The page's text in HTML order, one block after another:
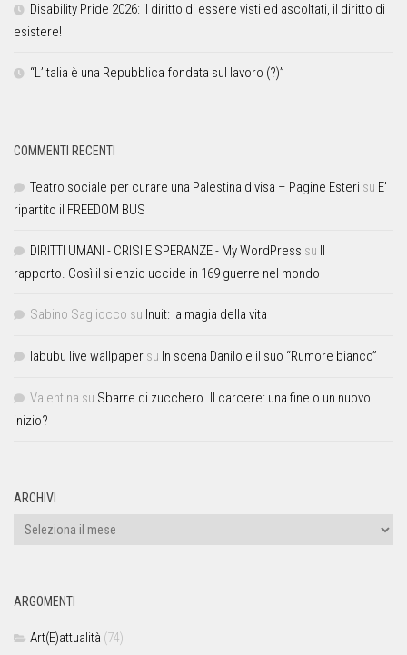
Disability Pride 2026: il diritto di essere visti ed ascoltati, il diritto di
esistere!
“L’Italia è una Repubblica fondata sul lavoro (?)”
COMMENTI RECENTI
Teatro sociale per curare una Palestina divisa – Pagine Esteri su E’
ripartito il FREEDOM BUS
DIRITTI UMANI - CRISI E SPERANZE - My WordPress su
rapporto. Così il silenzio uccide in 169 guerre nel mondo
Sabino Sagliocco su Inuit: la magia della vita
labubu live wallpaper su In scena Danilo e il suo “Rumore bianco”
Valentina su Sbarre di zucchero. Il carcere: una fine o un nuovo
inizio?
ARCHIVI
ARGOMENTI
Art(E)attualità (74)